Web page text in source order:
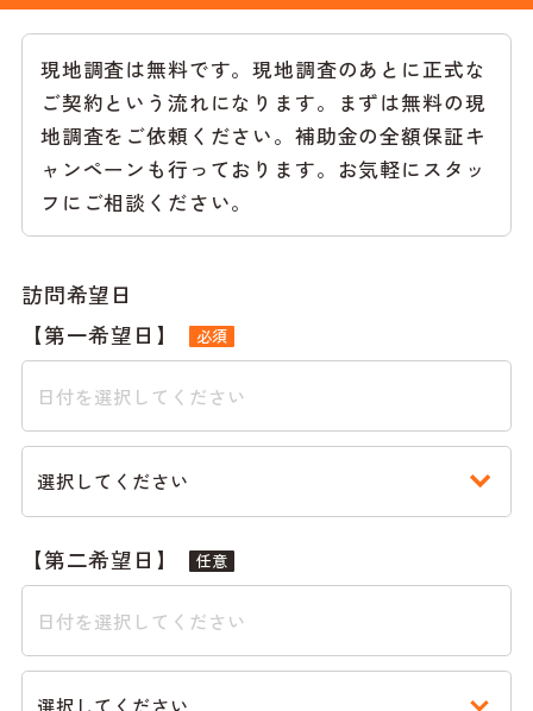
現地調査は無料です。現地調査のあとに正式な
ご契約という流れになります。まずは無料の現
地調査をご依頼ください。補助金の全額保証キ
ャンペーンも行っております。お気軽にスタッ
フにご相談ください。
訪問希望日
【第一希望日】
必須
【第二希望日】 任意